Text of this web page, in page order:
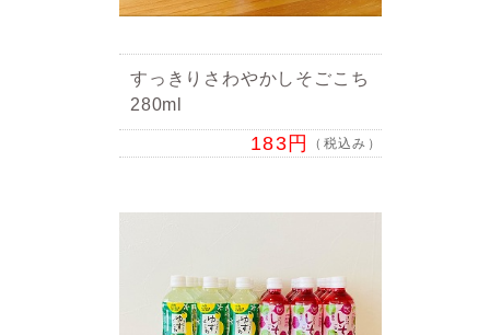
すっきりさわやかしそごこち
280ml
183円 （税込み）